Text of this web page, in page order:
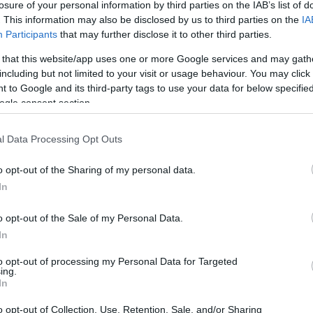
of your personal information by third parties on the IAB’s list of
This information may also be disclosed by us to third parties on the
Participants that may further disclose it to other third parties.
that this website/app uses one or more Google services and may
but not limited to your visit or usage behaviour. You may
to Google and its third-party tags to use your data for below
consent section.
Data Processing Opt Outs
opt-out of the Sharing of my personal data.
opt-out of the Sale of my Personal Data.
opt-out of processing my Personal Data for Targeted
opt-out of Collection, Use, Retention, Sale, and/or Sharing
előrendelésesetén tudunk biztosítani! Rendelését Térmeg
óra között, tel.:
0036/30-2842497 .
a Feketehegy-szárazréti Kultúrudvarban: július 16-án,
A 37-es buszjáratot a színházjegy felmutatásával ingyen
járat az előadás végéhez lesz igazítva.- olvasható
színház